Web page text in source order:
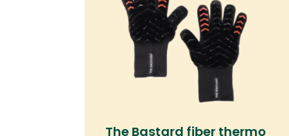
The Bastard fiber thermo